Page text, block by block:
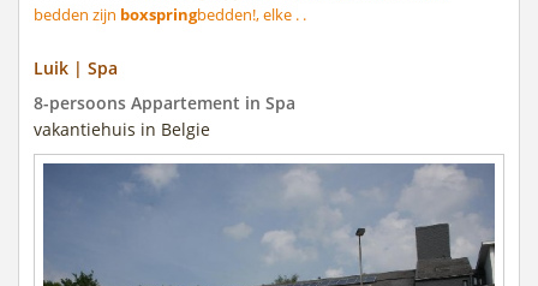
bedden zijn boxspringbedden!, elke . .
Luik | Spa
8-persoons Appartement in Spa
vakantiehuis in Belgie